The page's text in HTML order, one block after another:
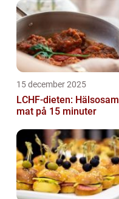
15 december 2025
LCHF-dieten: Hälsosam
mat på 15 minuter